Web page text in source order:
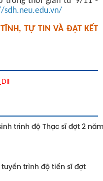
sdh.neu.edu.vn/
TỰ TIN VÀ ĐẠT KẾT
trình độ Thạc sĩ đợt 2
tuyển trình độ tiến sĩ đợt